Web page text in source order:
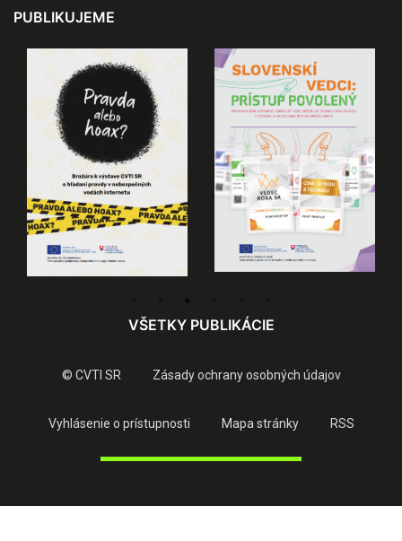
PUBLIKUJEME
VŠETKY PUBLIKÁCIE
© CVTI SR Zásady ochrany osobných údajov
Vyhlásenie o prístupnosti Mapa stránky RSS